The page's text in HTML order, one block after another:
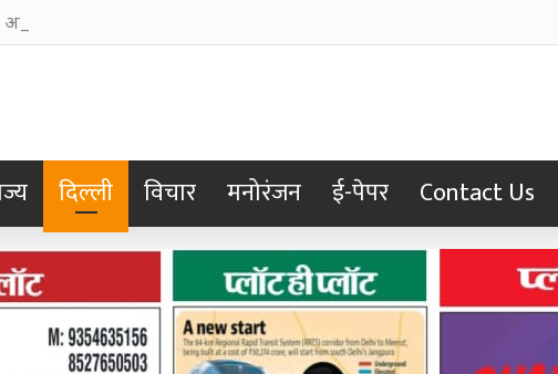
अपमान बर्दाश्त नहीं: भाजपा
दिल्ली विचार मनोरंजन ई-पेपर Contact Us